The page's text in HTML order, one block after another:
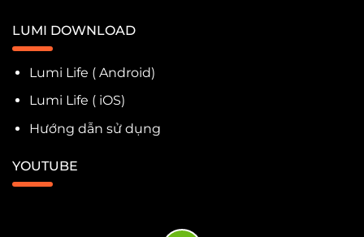
LUMI DOWNLOAD
Lumi Life ( Android)
Lumi Life ( iOS)
Hướng dẫn sử dụng
YOUTUBE